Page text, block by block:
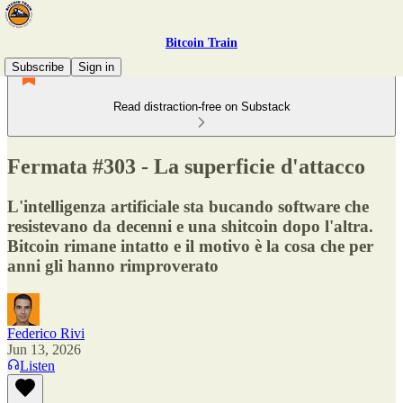
Bitcoin Train
Subscribe
Sign in
Read distraction-free on Substack
Fermata #303 - La superficie d'attacco
L'intelligenza artificiale sta bucando software che
resistevano da decenni e una shitcoin dopo l'altra.
Bitcoin rimane intatto e il motivo è la cosa che per
anni gli hanno rimproverato
Federico Rivi
Jun 13, 2026
Listen